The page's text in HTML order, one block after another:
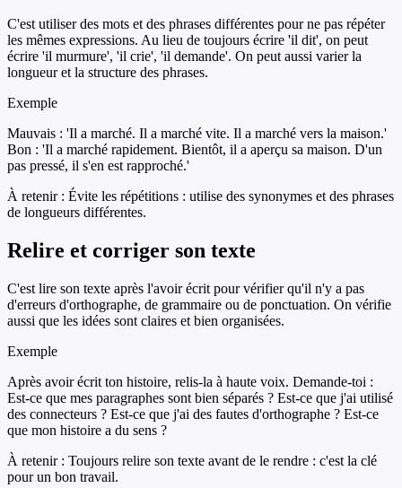
C'est utiliser des mots et des phrases différentes pour ne pas répéter
les mêmes expressions. Au lieu de toujours écrire 'il dit', on peut
écrire 'il murmure', 'il crie', 'il demande'. On peut aussi varier la
longueur et la structure des phrases.
Exemple
Mauvais : 'Il a marché. Il a marché vite. Il a marché vers la maison.'
Bon : 'Il a marché rapidement. Bientôt, il a aperçu sa maison. D'un
pas pressé, il s'en est rapproché.'
À retenir : Évite les répétitions : utilise des synonymes et des phrases
de longueurs différentes.
Relire et corriger son texte
C'est lire son texte après l'avoir écrit pour vérifier qu'il n'y a pas
d'erreurs d'orthographe, de grammaire ou de ponctuation. On vérifie
aussi que les idées sont claires et bien organisées.
Exemple
Après avoir écrit ton histoire, relis-la à haute voix. Demande-toi :
Est-ce que mes paragraphes sont bien séparés ? Est-ce que j'ai utilisé
des connecteurs ? Est-ce que j'ai des fautes d'orthographe ? Est-ce
que mon histoire a du sens ?
À retenir : Toujours relire son texte avant de le rendre : c'est la clé
pour un bon travail.